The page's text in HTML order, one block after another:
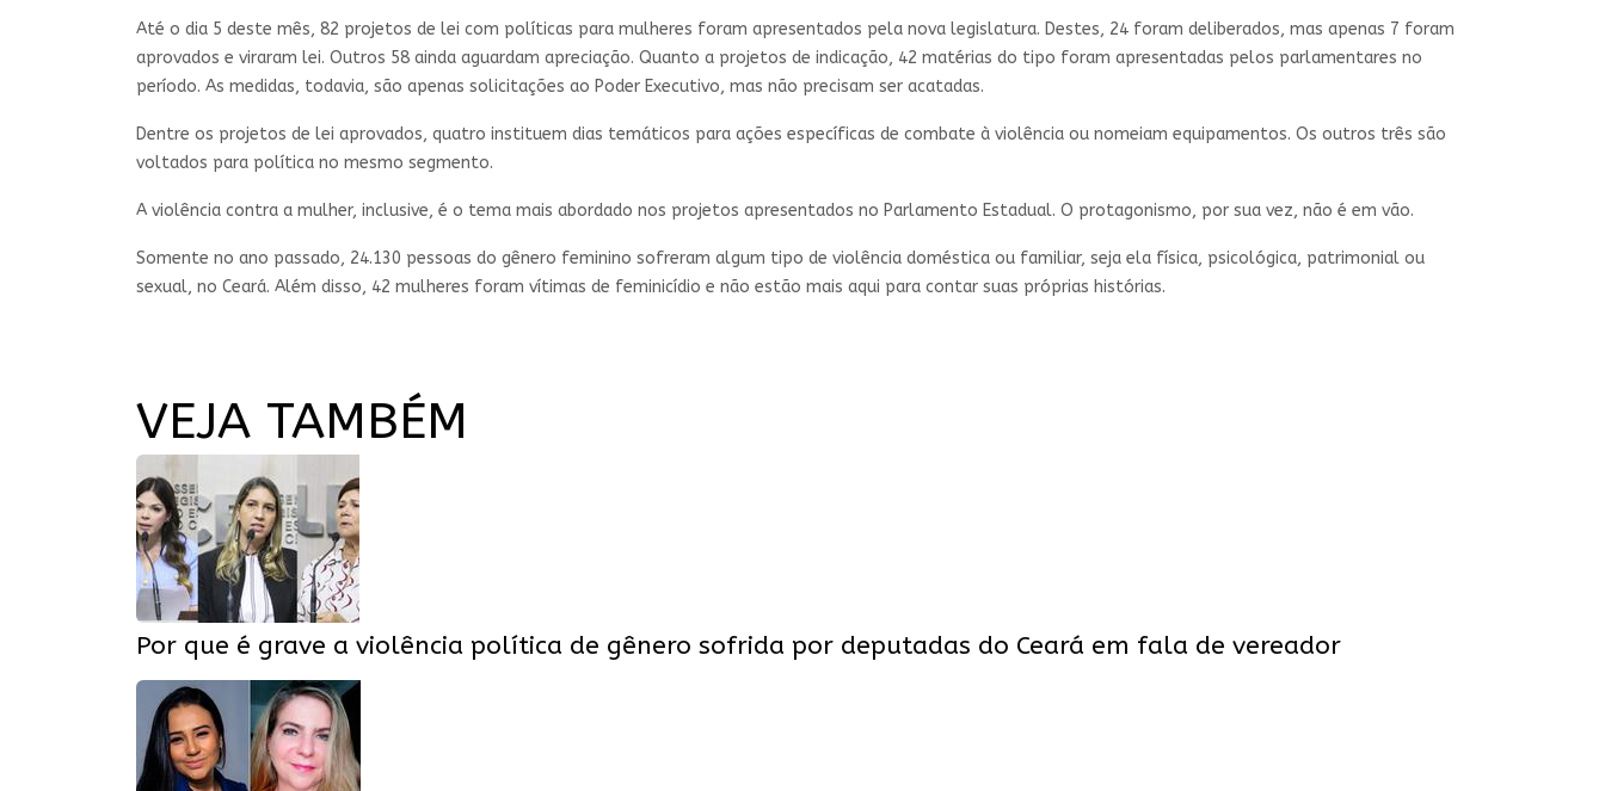
Até o dia 5 deste mês, 82 projetos de lei com políticas para mulheres foram apresentados pela nova legislatura. Destes, 24 foram deliberados, mas apenas 7 foram
aprovados e viraram lei. Outros 58 ainda aguardam apreciação. Quanto a projetos de indicação, 42 matérias do tipo foram apresentadas pelos parlamentares no
período. As medidas, todavia, são apenas solicitações ao Poder Executivo, mas não precisam ser acatadas.
Dentre os projetos de lei aprovados, quatro instituem dias temáticos para ações específicas de combate à violência ou nomeiam equipamentos. Os outros três são
voltados para política no mesmo segmento.
A violência contra a mulher, inclusive, é o tema mais abordado nos projetos apresentados no Parlamento Estadual. O protagonismo, por sua vez, não é em vão.
Somente no ano passado, 24.130 pessoas do gênero feminino sofreram algum tipo de violência doméstica ou familiar, seja ela física, psicológica, patrimonial ou
sexual, no Ceará. Além disso, 42 mulheres foram vítimas de feminicídio e não estão mais aqui para contar suas próprias histórias.
VEJA TAMBÉM
Por que é grave a violência política de gênero sofrida por deputadas do Ceará em fala de vereador